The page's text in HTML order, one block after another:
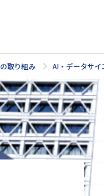
取り組み AI・データサ